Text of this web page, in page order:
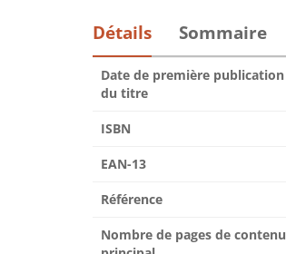
Détails Sommaire
Date de première publication
du titre
ISBN
EAN-13
Référence
Nombre de pages de contenu